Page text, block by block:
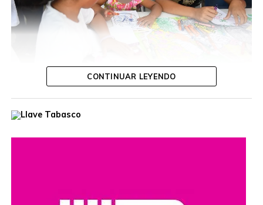
Durante la jornada, la funcionaria escuchó las inquietudes
de las y los ciudadanos, ofreció orientación personalizada
autoridades y la población, además de reafirmar el
CONTINUAR LEYENDO